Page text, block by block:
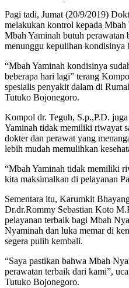
Pagi tadi, Jumat (20/9/2019)
melakukan kontrol kepada
Mbah Yaminah butuh perawatan
menunggu kepulihan kondisinya
“Mbah Yaminah kondisinya
beberapa hari lagi” terang
spesialis penyakit dalam di
Tutuko Bojonegoro.
Kompol dr. Teguh, S.p.,P.D.
Yaminah tidak memiliki riwayat
dokter dan perawat yang
lebih mudah memulihkan
“Mbah Yaminah tidak memiliki
kita maksimalkan di pelayanan
Sementara itu, Karumkit
Dr.dr.Rommy Sebastian Koto
pelayanan terbaik bagi Mbah
Nyaminah dan luka memar di
segera pulih kembali.
“Saya pastikan bahwa Mbah
perawatan terbaik dari kami”,
Tutuko Bojonegoro.